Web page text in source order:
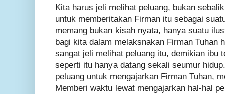
Kita harus jeli melihat peluang, bukan
untuk memberitakan Firman itu sebagai
memang bukan kisah nyata, hanya suatu
bagi kita dalam melaksnakan Firman Tuhan
sangat jeli melihat peluang itu, demikian ibu
seperti itu hanya datang sekali seumur
peluang untuk mengajarkan Firman Tuhan,
Memberi waktu lewat mengajarkan hal-hal